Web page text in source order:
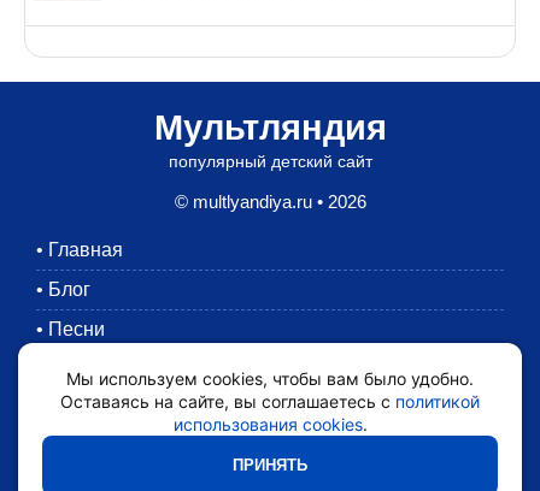
Мультляндия
популярный детский сайт
© multlyandiya.ru • 2026
• Главная
• Блог
• Песни
Раскраски
Картинки
•
Мы используем cookies, чтобы вам было удобно.
Оставаясь на сайте, вы соглашаетесь с политикой
использования cookies.
ПРИНЯТЬ